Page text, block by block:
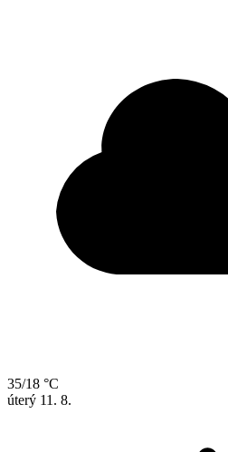
35/18 °C
úterý 11. 8.